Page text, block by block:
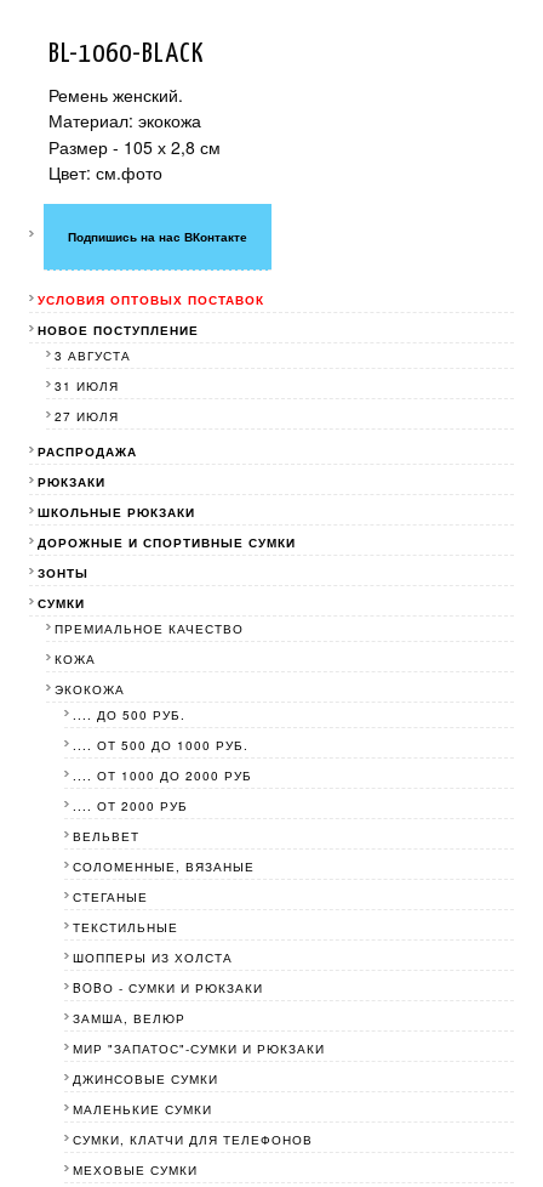
BL-1060-BLACK
Ремень женский.
Материал: экокожа
Размер - 105 х 2,8 см
Цвет: см.фото
Подпишись на нас ВКонтакте
УСЛОВИЯ ОПТОВЫХ ПОСТАВОК
НОВОЕ ПОСТУПЛЕНИЕ
3 АВГУСТА
31 ИЮЛЯ
27 ИЮЛЯ
РАСПРОДАЖА
РЮКЗАКИ
ШКОЛЬНЫЕ РЮКЗАКИ
ДОРОЖНЫЕ И СПОРТИВНЫЕ СУМКИ
ЗОНТЫ
СУМКИ
ПРЕМИАЛЬНОЕ КАЧЕСТВО
КОЖА
ЭКОКОЖА
.... ДО 500 РУБ.
.... ОТ 500 ДО 1000 РУБ.
.... ОТ 1000 ДО 2000 РУБ
.... ОТ 2000 РУБ
ВЕЛЬВЕТ
СОЛОМЕННЫЕ, ВЯЗАНЫЕ
СТЕГАНЫЕ
ТЕКСТИЛЬНЫЕ
ШОППЕРЫ ИЗ ХОЛСТА
BOBО - СУМКИ И РЮКЗАКИ
ЗАМША, ВЕЛЮР
МИР "ЗАПАТОС"-СУМКИ И РЮКЗАКИ
ДЖИНСОВЫЕ СУМКИ
МАЛЕНЬКИЕ СУМКИ
СУМКИ, КЛАТЧИ ДЛЯ ТЕЛЕФОНОВ
МЕХОВЫЕ СУМКИ